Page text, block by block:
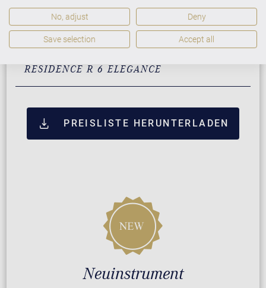
Pyramidenmahagoni mit
Messing
39.900 €
RESIDENCE R 6 ELEGANCE
PREISLISTE HERUNTERLADEN
Neuinstrument
No, adjust Deny
Save selection Accept all